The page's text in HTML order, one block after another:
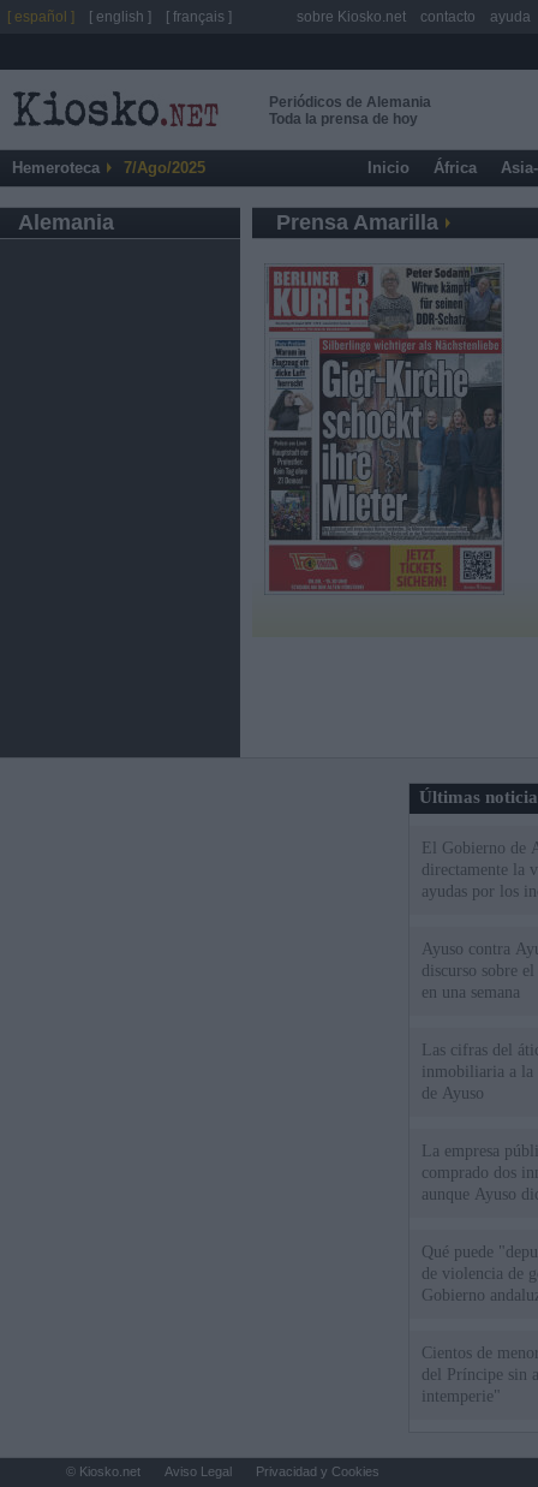
Periódicos de Alemania
Toda la prensa de hoy
Hemeroteca 7/Ago/2025 Inicio África
Alemania Prensa Amarilla
Últimas
El Gobierno de
directamente la
ayudas por los
Ayuso contra
discurso sobre
en una semana
Las cifras del
inmobiliaria a la
de Ayuso
La empresa
comprado dos
aunque Ayuso
Qué puede
de violencia de
Gobierno
Cientos de
del Príncipe sin
intemperie"
[ español ] [ english ] [ français ] sobre Kiosko.net contacto ayuda
© Kiosko.net Aviso Legal Privacidad y Cookies